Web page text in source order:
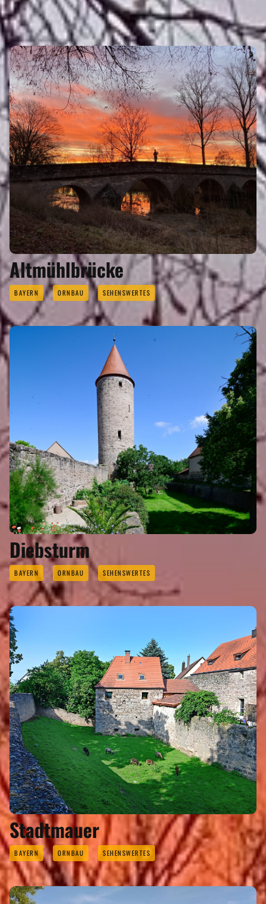
SEHENSWERTES
Eigenen Eintrag kostenlos erstellen >
Altmühlbrücke
BAYERN ORNBAU SEHENSWERTES
Diebsturm
BAYERN ORNBAU SEHENSWERTES
Stadtmauer
BAYERN ORNBAU SEHENSWERTES